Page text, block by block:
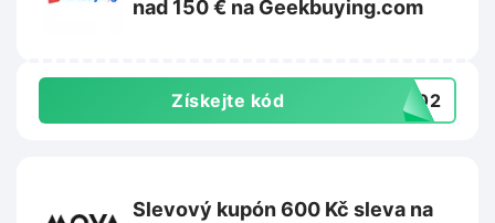
nad 150 € na Geekbuying.com
Získejte kód TS02
Slevový kupón 600 Kč sleva na